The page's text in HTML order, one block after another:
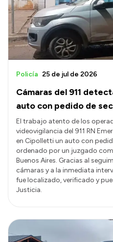
Cámaras del 911
auto con pedido de
Policía 25 de jul de 2026
El trabajo atento de los
videovigilancia del 911 RN
en Cipolletti un auto con
ordenado por un juzgado
Buenos Aires. Gracias al
cámaras y a la inmediata
fue localizado, verificado y
Justicia.